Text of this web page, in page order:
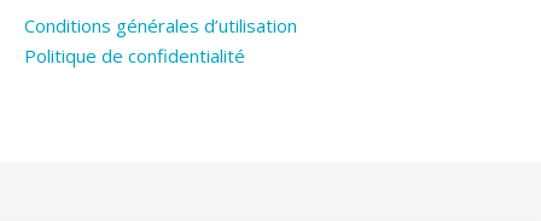
Conditions générales d’utilisation
Politique de confidentialité